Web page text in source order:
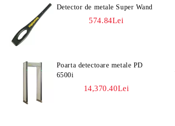
Detector de metale Super Wand
574.84Lei
Poarta detectoare metale PD
6500i
14,370.40Lei